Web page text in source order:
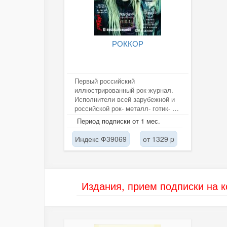
РОККОР
Первый российский
иллюстрированный рок-журнал.
Исполнители всей зарубежной и
российской рок- металл- готик- и
электронной музыки. Новости,
рецензии...
Период подписки от 1 мес.
Индекс Ф39069 от 1329 p
Издания, прием подписки на